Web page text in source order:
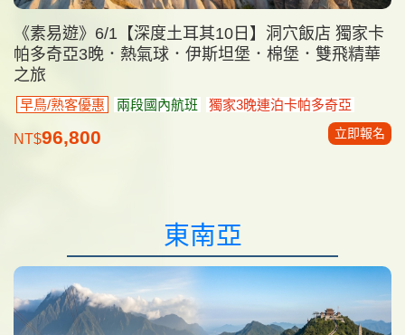
《素易遊》6/1【深度土耳其10日】洞穴飯店 獨家卡
帕多奇亞3晚．熱氣球．伊斯坦堡．棉堡．雙飛精華
之旅
早鳥/熟客優惠 兩段國內航班 獨家3晚連泊卡帕多奇亞
NT$96,800 立即報名
東南亞